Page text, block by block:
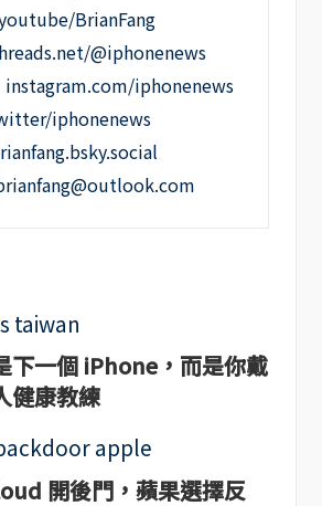
BrianFang
@iphonenews
instagram.com/iphonenews
iphonenews
下一個 iPhone，而是你戴
健康教練
開後門，蘋果選擇反